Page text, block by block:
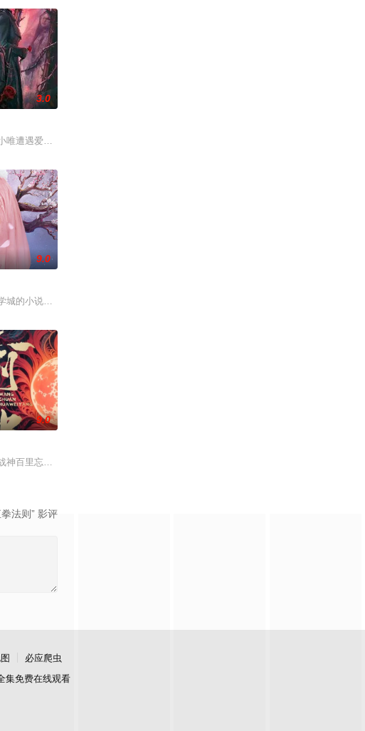
人格“刮
等传统刑侦手段，接连破获数起重案要案的艰难过
冷血少帅许又安与昆曲名伶荣筱楠推向不死不休的对立绝境。而他们不知，对方正是
3.0
唯遭遇爱人程桉、恩师林晚媚的双重背叛。她从恨意中涅槃重生，借私生女桑落的身份
娶亲、五鬼
儿顾炎带自己用程序员身份卧底电诈集团以求查出未婚妻离奇死亡的真相。两人联手
9.0
城的小说《平阳公主》。
晴即中圈套，幸
学意义上的喜欢。”那个夜晚，他脸颊微热，还听见
子进士科三元及第入翰林院的奇女子。十年前的她被他从死人堆里救出来，蓬头垢面
9.0
神百里忘川元神，二人共感相连，一同寻仙草修复肉身。未央动心，却不知自身是身负
法则” 影评
必应爬虫
集免费在线观看